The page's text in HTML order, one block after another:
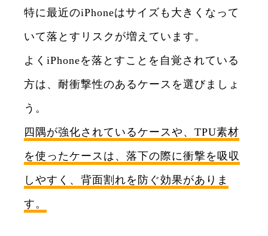
特に最近のiPhoneはサイズも大きくなって
いて落とすリスクが増えています。
よくiPhoneを落とすことを自覚されている
方は、耐衝撃性のあるケースを選びましょ
う。
四隅が強化されているケースや、TPU素材
を使ったケースは、落下の際に衝撃を吸収
しやすく、背面割れを防ぐ効果がありま
す。